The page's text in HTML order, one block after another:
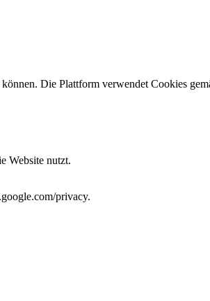
Die Plattform verwendet Cookies
Website nutzt.
privacy.